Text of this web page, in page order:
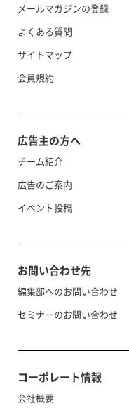
メールマガジンの登録
よくある質問
サイトマップ
会員規約
広告主の方へ
チーム紹介
広告のご案内
イベント投稿
お問い合わせ先
編集部へのお問い合わせ
セミナーのお問い合わせ
コーポレート情報
会社概要